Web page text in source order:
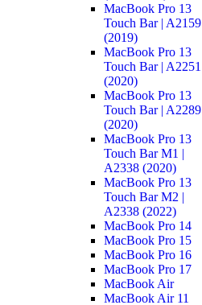
MacBook Pro 13
Touch Bar | A2159
(2019)
MacBook Pro 13
Touch Bar | A2251
(2020)
MacBook Pro 13
Touch Bar | A2289
(2020)
MacBook Pro 13
Touch Bar M1 |
A2338 (2020)
MacBook Pro 13
Touch Bar M2 |
A2338 (2022)
MacBook Pro 14
MacBook Pro 15
MacBook Pro 16
MacBook Pro 17
MacBook Air
MacBook Air 11